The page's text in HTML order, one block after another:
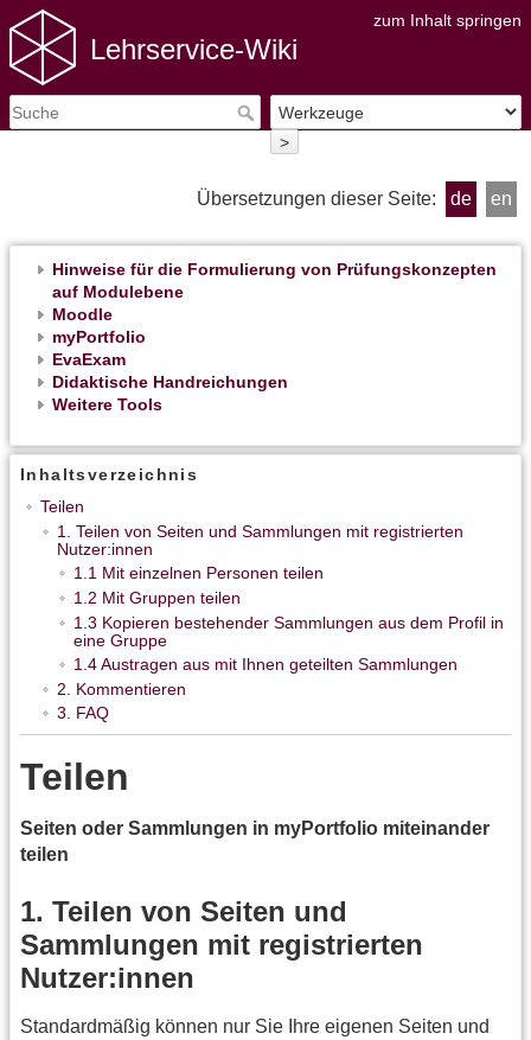
zum Inhalt springen
Lehrservice-Wiki
>
Übersetzungen dieser Seite: de en
Hinweise für die Formulierung von Prüfungskonzepten
auf Modulebene
Moodle
myPortfolio
EvaExam
Didaktische Handreichungen
Weitere Tools
Inhaltsverzeichnis
Teilen
1. Teilen von Seiten und Sammlungen mit registrierten
Nutzer:innen
1.1 Mit einzelnen Personen teilen
1.2 Mit Gruppen teilen
1.3 Kopieren bestehender Sammlungen aus dem Profil in
eine Gruppe
1.4 Austragen aus mit Ihnen geteilten Sammlungen
2. Kommentieren
3. FAQ
Teilen
Seiten oder Sammlungen in myPortfolio miteinander
teilen
1. Teilen von Seiten und
Sammlungen mit registrierten
Nutzer:innen
Standardmäßig können nur Sie Ihre eigenen Seiten und